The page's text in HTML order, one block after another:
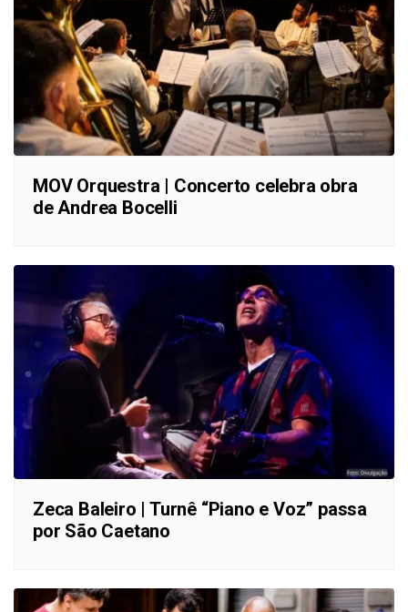
MOV Orquestra | Concerto celebra obra
de Andrea Bocelli
Zeca Baleiro | Turnê “Piano e Voz” passa
por São Caetano